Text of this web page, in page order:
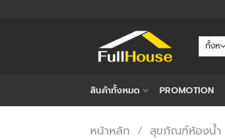
สินค้าทั้งหมด PROMOTION
หน้าหลัก / สุขภัณฑ์ห้องน้ำ